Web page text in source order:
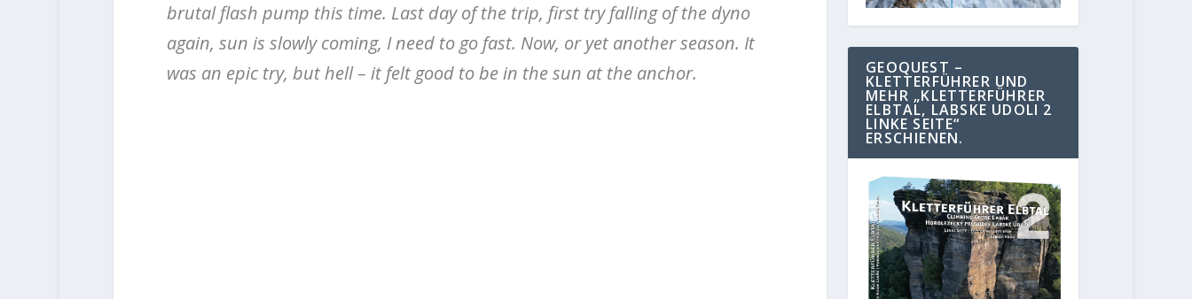
brutal flash pump this time. Last day of the trip, first try falling of the dyno
again, sun is slowly coming, I need to go fast. Now, or yet another season. It
was an epic try, but hell – it felt good to be in the sun at the anchor.
GEOQUEST –
KLETTERFÜHRER UND
MEHR „KLETTERFÜHRER
ELBTAL, LABSKE UDOLI 2
LINKE SEITE“
ERSCHIENEN.